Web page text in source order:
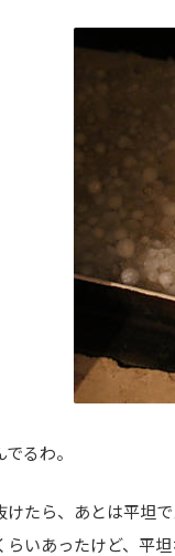
るわ。
けたら、あとは平坦
らいあったけど、平